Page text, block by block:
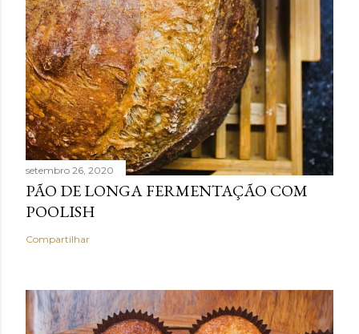
setembro 26, 2020
PÃO DE LONGA FERMENTAÇÃO COM
POOLISH
Compartilhar